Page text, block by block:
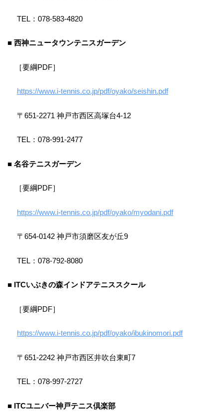
TEL：078-583-4820
■ 西神ニュータウンテニスガーデン
［要綱PDF］
https://www.i-tennis.co.jp/pdf/oyako/seishin.pdf
〒651-2271 神戸市西区高塚台4-12
TEL：078-991-2477
■ 名谷テニスガーデン
［要綱PDF］
https://www.i-tennis.co.jp/pdf/oyako/myodani.pdf
〒654-0142 神戸市須磨区友が丘9
TEL：078-792-8080
■ ITCいぶきの森インドアテニススクール
［要綱PDF］
https://www.i-tennis.co.jp/pdf/oyako/ibukinomori.pdf
〒651-2242 神戸市西区井吹台東町7
TEL：078-997-2727
■ ITCユニバー神戸テニス倶楽部